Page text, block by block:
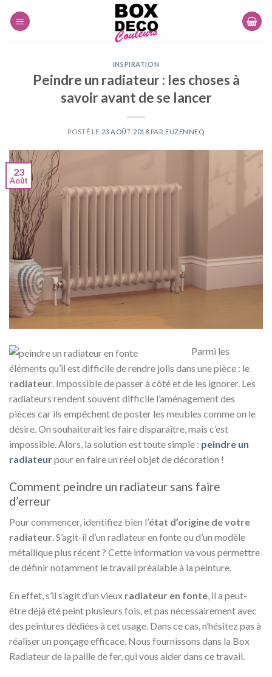
INSPIRATION
Peindre un radiateur : les choses à
savoir avant de se lancer
POSTÉ LE 23 AOÛT 2018 PAR EUZENNEQ
23
Août
Parmi les
éléments qu’il est difficile de rendre jolis dans une pièce : le
radiateur. Impossible de passer à côté et de les ignorer. Les
radiateurs rendent souvent difficile l’aménagement des
pièces car ils empêchent de poster les meubles comme on le
désire. On souhaiterait les faire disparaître, mais c’est
impossible. Alors, la solution est toute simple : peindre un
radiateurpour en faire un réel objet de décoration !
Comment peindre un radiateur sans faire
d’erreur
Pour commencer, identifiez bien l’état d’origine de votre
radiateur. S’agit-il d’un radiateur en fonte ou d’un modèle
métallique plus récent ? Cette information va vous permettre
de définir notamment le travail préalable à la peinture.
En effet, s’il s’agit d’un vieux radiateur en fonte, il a peut-
être déjà été peint plusieurs fois, et pas nécessairement avec
des peintures dédiées à cet usage. Dans ce cas, n’hésitez pas à
réaliser un ponçage efficace. Nous fournissons dans la Box
Radiateur de la paille de fer, qui vous aider dans ce travail.